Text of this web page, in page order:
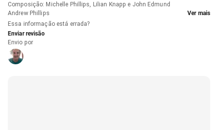
Composição: Michelle Phillips, Lilian Knapp e John Edmund
Andrew Phillips
Ver mais
Essa informação está errada?
Enviar revisão
Envio por